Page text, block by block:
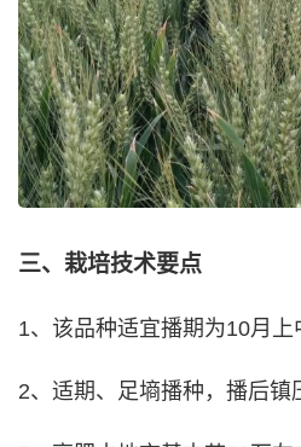
三、栽培技术要点
1、该品种适宜播期为10月上
2、适期、足墒播种，播后镇